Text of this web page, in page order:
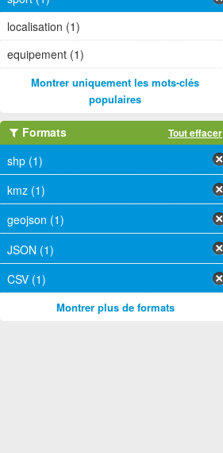
localisation (1)
equipement (1)
Montrer uniquement les mots-clés
populaires
Formats Tout effacer
shp (1)
kmz (1)
geojson (1)
JSON (1)
CSV (1)
Montrer plus de formats